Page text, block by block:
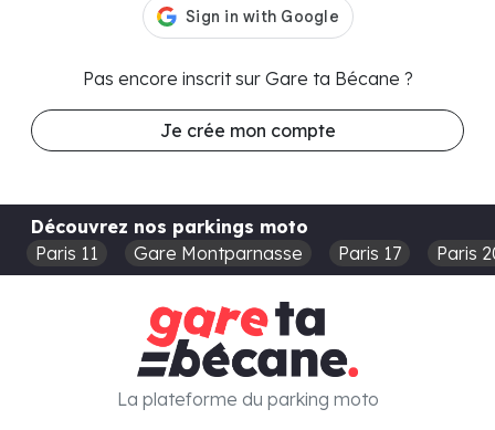
Pas encore inscrit sur Gare ta Bécane ?
Je crée mon compte
Découvrez nos parkings moto
Paris 11
Gare Montparnasse Paris 17 Paris
La plateforme du parking moto